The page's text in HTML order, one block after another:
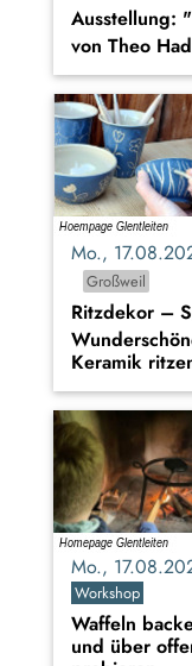
Ausstellung:
von Theo
Mo.,
Großweil
Ritzdekor –
Keramik
Mo.,
Workshop
Waffeln
und über